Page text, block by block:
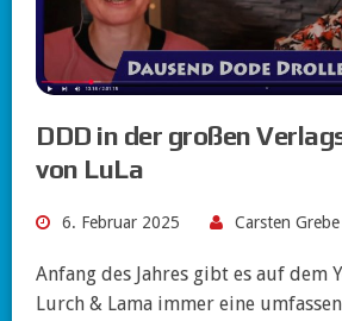
DDD in der großen
von LuLa
6. Februar 2025 Carsten Grebe
Anfang des Jahres gibt es auf dem
Lurch & Lama immer eine